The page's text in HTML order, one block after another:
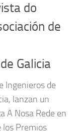
do
de
Galicia
Ingenieros de
lanzan un
A Nosa Rede en
los Premios